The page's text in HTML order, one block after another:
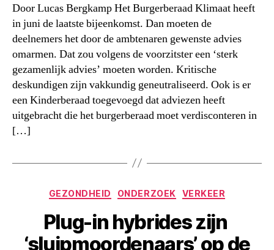
Door Lucas Bergkamp Het Burgerberaad Klimaat heeft
in juni de laatste bijeenkomst. Dan moeten de
deelnemers het door de ambtenaren gewenste advies
omarmen. Dat zou volgens de voorzitster een ‘sterk
gezamenlijk advies’ moeten worden. Kritische
deskundigen zijn vakkundig geneutraliseerd. Ook is er
een Kinderberaad toegevoegd dat adviezen heeft
uitgebracht die het burgerberaad moet verdisconteren in
[…]
Categorieën
GEZONDHEID ONDERZOEK VERKEER
Plug-in hybrides zijn
‘sluipmoordenaars’ op de